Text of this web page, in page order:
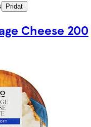
Pridať
Cheese 200